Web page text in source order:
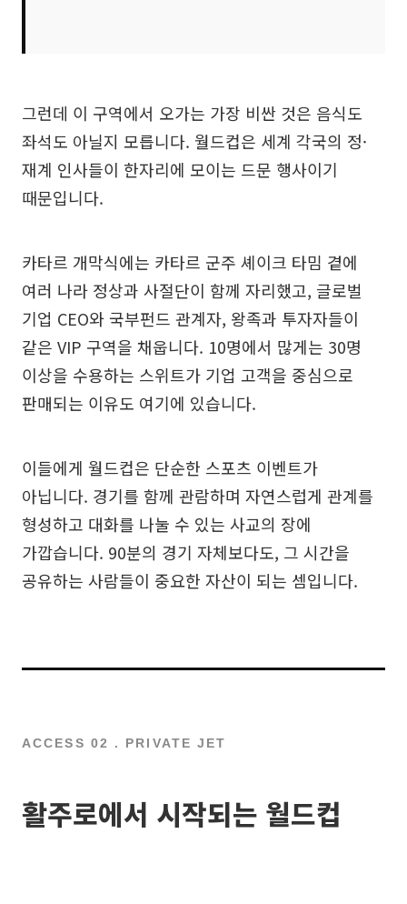
그런데 이 구역에서 오가는 가장 비싼 것은 음식도
좌석도 아닐지 모릅니다. 월드컵은 세계 각국의 정·
재계 인사들이 한자리에 모이는 드문 행사이기
때문입니다.
카타르 개막식에는 카타르 군주 셰이크 타밈 곁에
여러 나라 정상과 사절단이 함께 자리했고, 글로벌
기업 CEO와 국부펀드 관계자, 왕족과 투자자들이
같은 VIP 구역을 채웁니다. 10명에서 많게는 30명
이상을 수용하는 스위트가 기업 고객을 중심으로
판매되는 이유도 여기에 있습니다.
이들에게 월드컵은 단순한 스포츠 이벤트가
아닙니다. 경기를 함께 관람하며 자연스럽게 관계를
형성하고 대화를 나눌 수 있는 사교의 장에
가깝습니다. 90분의 경기 자체보다도, 그 시간을
공유하는 사람들이 중요한 자산이 되는 셈입니다.
ACCESS 02 . PRIVATE JET
활주로에서 시작되는 월드컵